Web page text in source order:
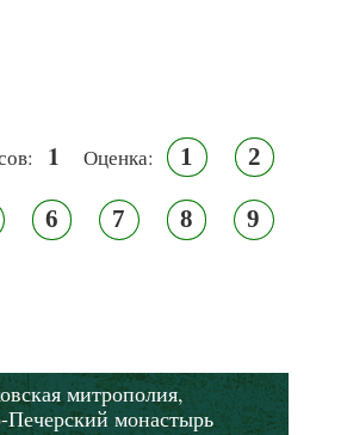
1 Оценка: 1 2
6 7 8 9
митрополия,
Печерский монастырь